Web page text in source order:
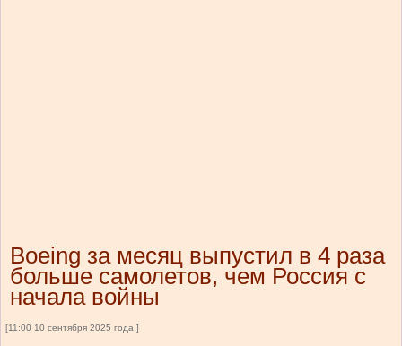
Boeing за месяц выпустил в 4 раза
больше самолетов, чем Россия с
начала войны
[11:00 10 сентября 2025 года ]